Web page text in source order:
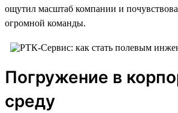
ощутил масштаб компании и
огромной команды.
Погружение в
среду